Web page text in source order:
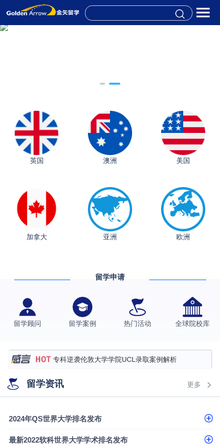
英国 澳洲 美国
加拿大 亚洲 欧洲
留学申请
留学顾问 留学案例 热门活动 全球院校库
从上海财大2+2到谢菲尔德：低均分逆袭QS百强金
西南财经大学投资学背景，成功斩获英国名校多份
上海财经大学经济学背景成功斩获爱丁堡大学经济学
专科逆袭伦敦大学学院UCL录取案例解析
香港浸会大学伦理与公共事务硕士录取
从上海财大2+2到谢菲尔德：低均分逆袭QS百强金
留学资讯 更多
2024年QS世界大学排名发布
最新2022软科世界大学学术排名发布